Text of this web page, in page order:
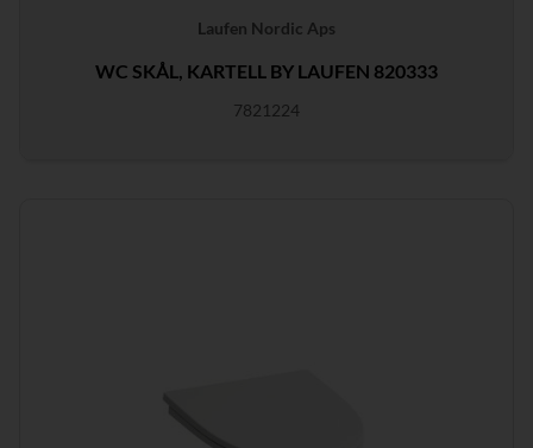
Laufen Nordic Aps
WC SKÅL, KARTELL BY LAUFEN 820333
7821224